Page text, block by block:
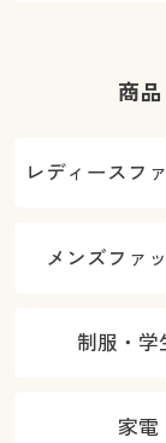
商
レディースフ
メンズファ
制服・学
家電